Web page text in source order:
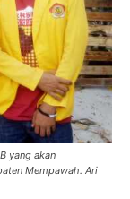
yang akan
Mempawah. Ari